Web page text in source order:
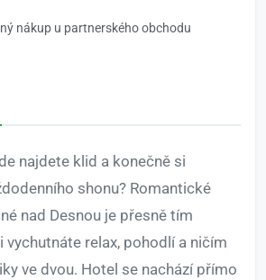
nákup u partnerského obchodu
najdete klid a konečně si
shonu? Romantické
nad Desnou je přesně tím
vychutnáte relax, pohodlí a ničím
ve dvou. Hotel se nachází přímo